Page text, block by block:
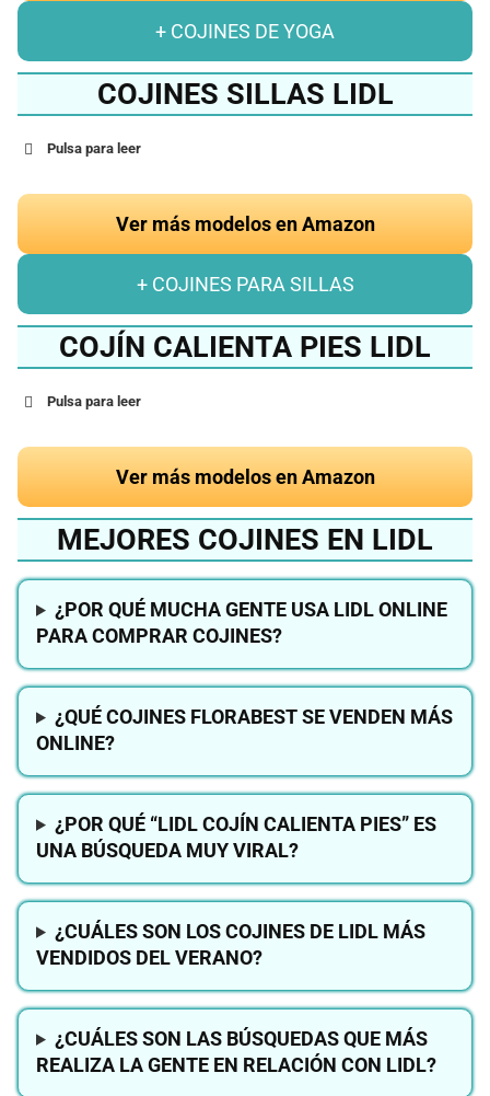
+ COJINES DE YOGA
COJINES SILLAS LIDL
Pulsa para leer
Ver más modelos en Amazon
+ COJINES PARA SILLAS
COJÍN CALIENTA PIES LIDL
Pulsa para leer
Ver más modelos en Amazon
MEJORES COJINES EN LIDL
¿POR QUÉ MUCHA GENTE USA LIDL ONLINE
PARA COMPRAR COJINES?
¿QUÉ COJINES FLORABEST SE VENDEN MÁS
ONLINE?
¿POR QUÉ “LIDL COJÍN CALIENTA PIES” ES
UNA BÚSQUEDA MUY VIRAL?
¿CUÁLES SON LOS COJINES DE LIDL MÁS
VENDIDOS DEL VERANO?
¿CUÁLES SON LAS BÚSQUEDAS QUE MÁS
REALIZA LA GENTE EN RELACIÓN CON LIDL?